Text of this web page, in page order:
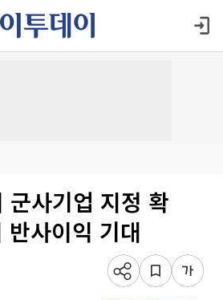
사기업 지정 확
사이익 기대